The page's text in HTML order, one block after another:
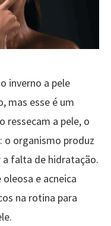
inverno a pele
mas esse é um
ressecam a pele, o
o organismo produz
a falta de hidratação.
e acneica
na rotina para